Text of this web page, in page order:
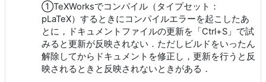
①TeXWorksでコンパイル（タイプセット：
pLaTeX）するときにコンパイルエラーを起こしたあ
とに，ドキュメントファイルの更新を「Ctrl+S」で試
みると更新が反映されない．ただしビルドをいったん
解除してからドキュメントを修正し，更新を行うと反
映されるときと反映されないときがある．